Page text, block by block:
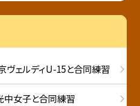
ヴェルディU-15と合同練習
中女子と合同練習